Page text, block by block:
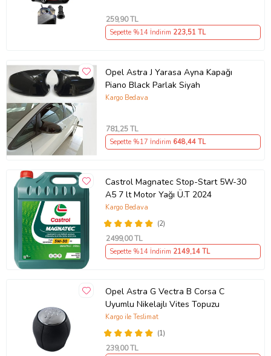
259,90 TL
Sepette %14 İndirim 223,51 TL
Opel Astra J Yarasa Ayna Kapağı
Piano Black Parlak Siyah
Kargo Bedava
781,25 TL
Sepette %17 İndirim 648,44 TL
Castrol Magnatec Stop-Start 5W-30
A5 7 lt Motor Yağı Ü.T 2024
(2)
Kargo Bedava
2499,00 TL
Sepette %14 İndirim 2149,14 TL
Opel Astra G Vectra B Corsa C
Uyumlu Nikelajlı Vites Topuzu
(1)
Kargo ile Teslimat
239,00 TL